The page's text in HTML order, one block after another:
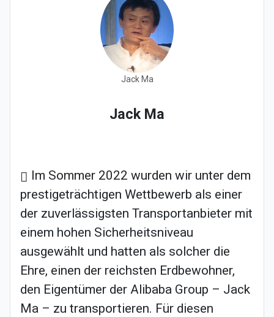
Jack Ma
Jack Ma
Im Sommer 2022 wurden wir unter dem
prestigeträchtigen Wettbewerb als einer
der zuverlässigsten Transportanbieter mit
einem hohen Sicherheitsniveau
ausgewählt und hatten als solcher die
Ehre, einen der reichsten Erdbewohner,
den Eigentümer der Alibaba Group – Jack
Ma – zu transportieren. Für diesen